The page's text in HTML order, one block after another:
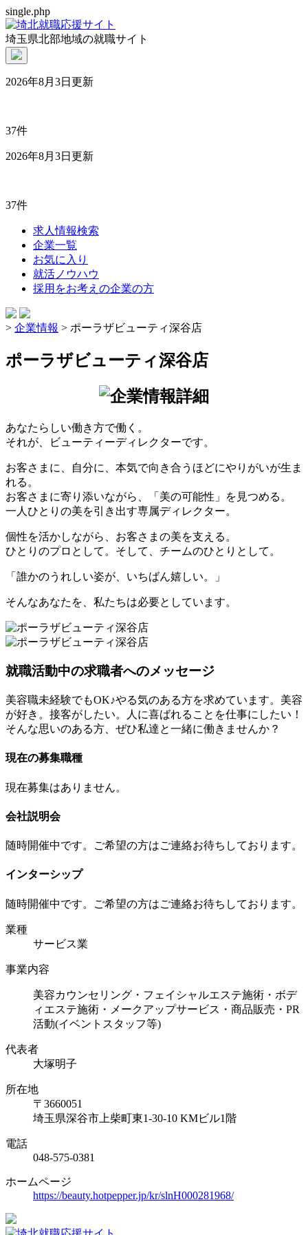
single.php
埼玉県北部地域の就職サイト
2026年8月3日更新
37件
2026年8月3日更新
37件
求人情報検索
企業一覧
お気に入り
就活ノウハウ
採用をお考えの企業の方
> 企業情報 > ポーラザビューティ深谷店
ポーラザビューティ深谷店
あなたらしい働き方で働く。
それが、ビューティーディレクターです。
お客さまに、自分に、本気で向き合うほどにやりがいが生ま
れる。
お客さまに寄り添いながら、「美の可能性」を見つめる。
一人ひとりの美を引き出す専属ディレクター。
個性を活かしながら、お客さまの美を支える。
ひとりのプロとして。そして、チームのひとりとして。
「誰かのうれしい姿が、いちばん嬉しい。」
そんなあなたを、私たちは必要としています。
就職活動中の求職者へのメッセージ
美容職未経験でもOK♪やる気のある方を求めています。美容
が好き。接客がしたい。人に喜ばれることを仕事にしたい！
そんな思いのある方、ぜひ私達と一緒に働きませんか？
現在の募集職種
現在募集はありません。
会社説明会
随時開催中です。ご希望の方はご連絡お待ちしております。
インターシップ
随時開催中です。ご希望の方はご連絡お待ちしております。
業種
サービス業
事業内容
美容カウンセリング・フェイシャルエステ施術・ボデ
ィエステ施術・メークアップサービス・商品販売・PR
活動(イベントスタッフ等)
代表者
大塚明子
所在地
〒3660051
埼玉県深谷市上柴町東1-30-10 KMビル1階
電話
048-575-0381
ホームページ
https://beauty.hotpepper.jp/kr/slnH000281968/